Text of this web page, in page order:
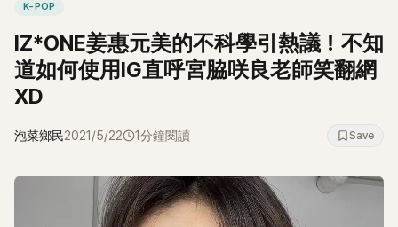
K-POP
IZ*ONE姜惠元美的不科學引熱議！不知
道如何使用IG直呼宮脇咲良老師笑翻網
XD
泡菜鄉民2021/5/22 1分鐘閱讀 Save